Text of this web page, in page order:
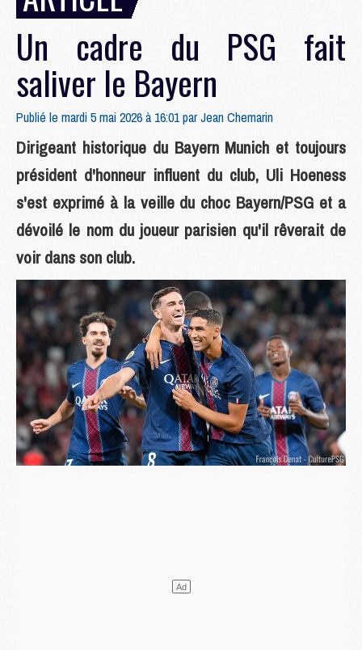
Un cadre du PSG fait
saliver le Bayern
Publié le mardi 5 mai 2026 à 16:01 parJean Chemarin
Dirigeant historique du Bayern Munich et toujours
président d'honneur influent du club, Uli Hoeness
s'est exprimé à la veille du choc Bayern/PSG et a
dévoilé le nom du joueur parisien qu'il rêverait de
voir dans son club.